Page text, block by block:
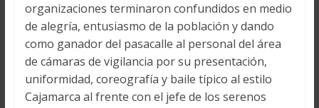
organizaciones terminaron confundidos en medio
de alegría, entusiasmo de la población y dando
como ganador del pasacalle al personal del área
de cámaras de vigilancia por su presentación,
uniformidad, coreografía y baile típico al estilo
Cajamarca al frente con el jefe de los serenos